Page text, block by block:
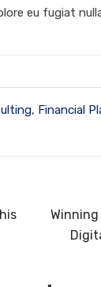
eu fugiat
, Financial